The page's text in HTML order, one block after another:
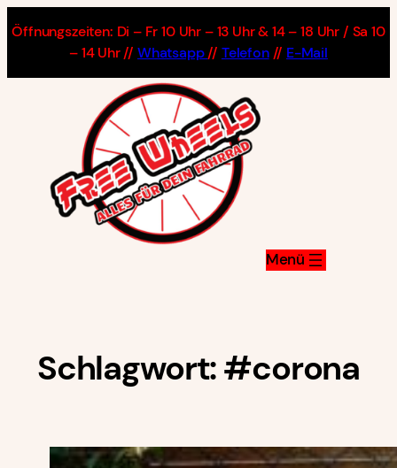
Inhalt
Öffnungszeiten: Di – Fr 10 Uhr – 13 Uhr & 14 – 18 Uhr / Sa 10
– 14 Uhr // Whatsapp// Telefon// E-Mail
Schlagwort:#corona